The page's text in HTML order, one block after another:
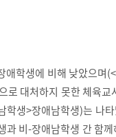
애학생에 비해 낮았으며
로 대처하지 못한 체육
학생>장애남학생)는 나
과 비-장애남학생 간 함